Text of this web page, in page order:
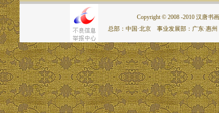
Copyright © 2008 -2010 汉唐书
总部：中国·北京 事业发展部：广东·惠